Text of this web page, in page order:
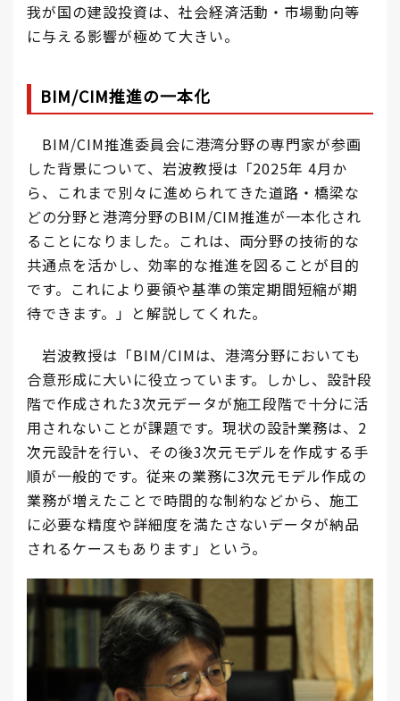
我が国の建設投資は、社会経済活動・市場動向等
に与える影響が極めて大きい。
BIM/CIM推進の一本化
BIM/CIM推進委員会に港湾分野の専門家が参画
した背景について、岩波教授は「2025年 4月か
ら、これまで別々に進められてきた道路・橋梁な
どの分野と港湾分野のBIM/CIM推進が一本化され
ることになりました。これは、両分野の技術的な
共通点を活かし、効率的な推進を図ることが目的
です。これにより要領や基準の策定期間短縮が期
待できます。」と解説してくれた。
岩波教授は「BIM/CIMは、港湾分野においても
合意形成に大いに役立っています。しかし、設計段
階で作成された3次元データが施工段階で十分に活
用されないことが課題です。現状の設計業務は、2
次元設計を行い、その後3次元モデルを作成する手
順が一般的です。従来の業務に3次元モデル作成の
業務が増えたことで時間的な制約などから、施工
に必要な精度や詳細度を満たさないデータが納品
されるケースもあります」という。